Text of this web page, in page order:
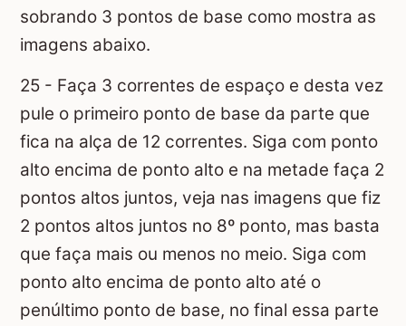
sobrando 3 pontos de base como mostra as
imagens abaixo.
25 - Faça 3 correntes de espaço e desta vez
pule o primeiro ponto de base da parte que
fica na alça de 12 correntes. Siga com ponto
alto encima de ponto alto e na metade faça 2
pontos altos juntos, veja nas imagens que fiz
2 pontos altos juntos no 8º ponto, mas basta
que faça mais ou menos no meio. Siga com
ponto alto encima de ponto alto até o
penúltimo ponto de base, no final essa parte